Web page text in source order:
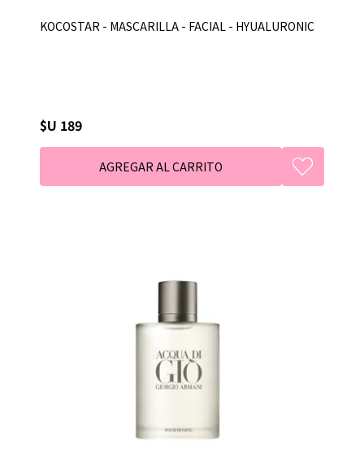
KOCOSTAR - MASCARILLA - FACIAL - HYUALURONIC
$U 189